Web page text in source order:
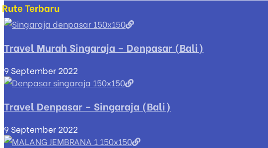
Rute Terbaru
Travel Murah Singaraja – Denpasar (Bali)
9 September 2022
Travel Denpasar – Singaraja (Bali)
9 September 2022